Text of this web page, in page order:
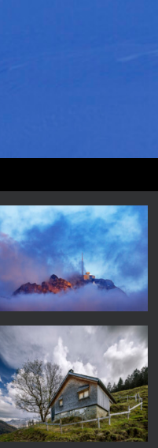
Säntisgipfel in den Wolken
25-06-04-1027
Unteres Scheieli 25-04-29-
1196